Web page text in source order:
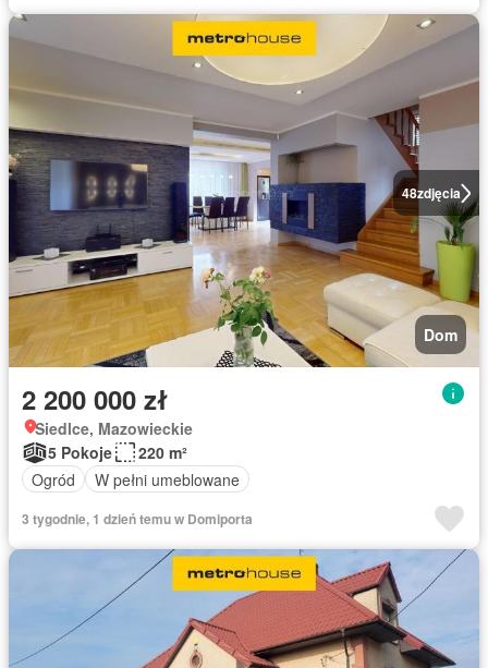
48zdjęcia
Dom
2 200 000 zł
Siedlce, Mazowieckie
5 Pokoje
220 m²
Ogród
W pełni umeblowane
3 tygodnie, 1 dzień temu w Domiporta